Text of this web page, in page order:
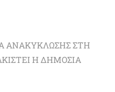
ΑΝΑΚΎΚΛΩΣΗΣ ΣΤΗ
Η ΔΗΜΌΣΙΑ